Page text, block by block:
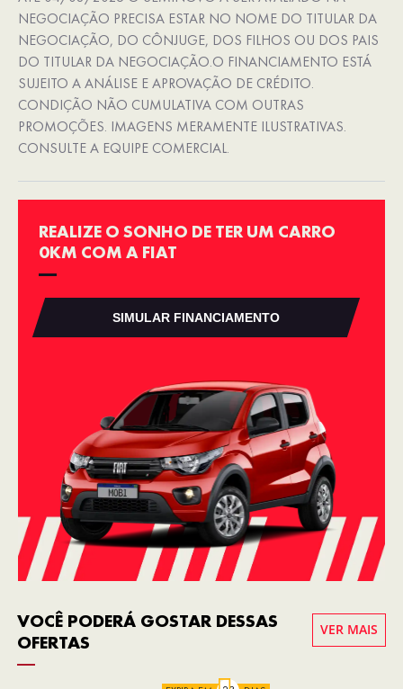
NEGOCIAÇÃO PRECISA ESTAR NO NOME DO TITULAR DA
NEGOCIAÇÃO, DO CÔNJUGE, DOS FILHOS OU DOS PAIS
DO TITULAR DA NEGOCIAÇÃO.O FINANCIAMENTO ESTÁ
SUJEITO A ANÁLISE E APROVAÇÃO DE CRÉDITO.
CONDIÇÃO NÃO CUMULATIVA COM OUTRAS
PROMOÇÕES. IMAGENS MERAMENTE ILUSTRATIVAS.
CONSULTE A EQUIPE COMERCIAL.
REALIZE O SONHO DE TER UM CARRO
0KM COM A FIAT
SIMULAR FINANCIAMENTO
VOCÊ PODERÁ GOSTAR DESSAS
OFERTAS
VER MAIS